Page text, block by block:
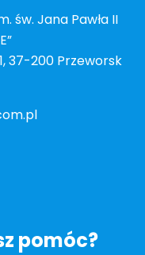
św. Jana Pawła II
37-200 Przeworsk
pomóc?